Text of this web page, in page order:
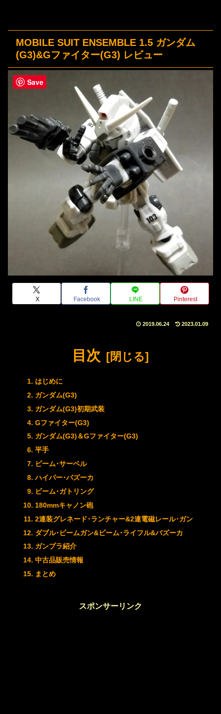
MOBILE SUIT ENSEMBLE 1.5 ガンダム
(G3)&Gファイター(G3) レビュー
X Facebook LINE Pinterest
2019.06.24 2023.01.09
目次
はじめに
ガンダム(G3)
ガンダム(G3)初期武装
Gファイター(G3)
ガンダム(G3)＆Gファイター(G3)
平手
ビーム･サーベル
ハイパー･バズーカ
ビーム･ガトリング
180mmキャノン砲
2連装グレネード･ランチャー&2連電磁レール･ガン
ダブル･ビームガン&ビーム･ライフル&バズーカ
ガンプラ紹介
中古品販売情報
まとめ
スポンサーリンク
Save